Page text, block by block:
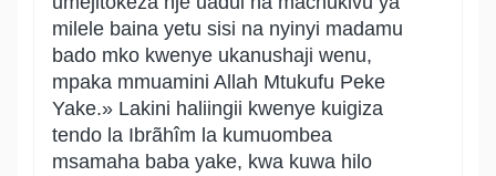
milele baina yetu sisi na nyinyi madamu
bado mko kwenye ukanushaji wenu,
mpaka mmuamini Allah Mtukufu Peke
Yake.» Lakini haliingii kwenye kuigiza
tendo la Ibrãhîm la kumuombea
msamaha baba yake, kwa kuwa hilo